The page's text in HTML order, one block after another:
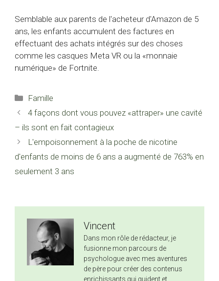
Semblable aux parents de l'acheteur d'Amazon de 5
ans, les enfants accumulent des factures en
effectuant des achats intégrés sur des choses
comme les casques Meta VR ou la «monnaie
numérique» de Fortnite.
Catégories
Famille
4 façons dont vous pouvez «attraper» une cavité
– ils sont en fait contagieux
L'empoisonnement à la poche de nicotine
d'enfants de moins de 6 ans a augmenté de 763% en
seulement 3 ans
Vincent
Dans mon rôle de rédacteur, je
fusionne mon parcours de
psychologue avec mes aventures
de père pour créer des contenus
enrichissants qui guident et